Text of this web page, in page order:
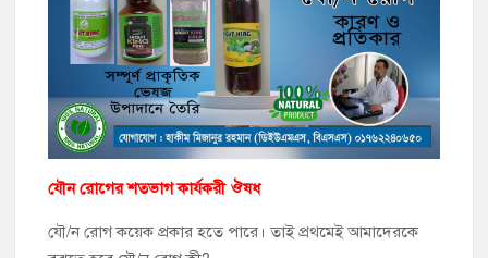
যৌন রোগের শতভাগ কার্যকরী ঔষধ
যৌ/ন রোগ কয়েক প্রকার হতে পারে। তাই প্রথমেই আমাদেরকে